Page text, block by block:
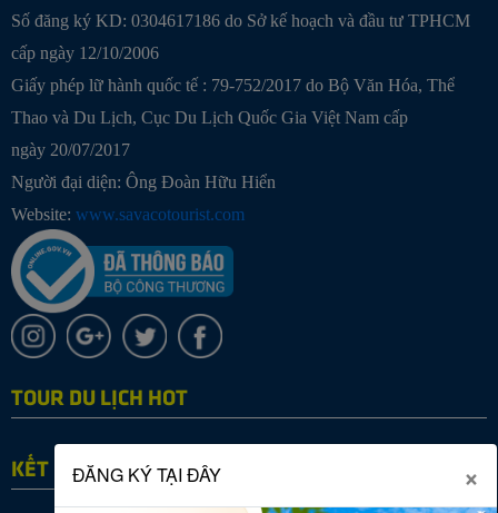
Số đăng ký KD: 0304617186 do Sở kế hoạch và đầu tư TPHCM
cấp ngày 12/10/2006
Giấy phép lữ hành quốc tế : 79-752/2017 do Bộ Văn Hóa, Thể
Thao và Du Lịch, Cục Du Lịch Quốc Gia Việt Nam cấp
ngày 20/07/2017
Người đại diện: Ông Đoàn Hữu Hiển
Website: www.savacotourist.com
TOUR DU LỊCH HOT
KẾT NỐI VỚI CHÚNG TÔI
ĐĂNG KÝ TẠI ĐÂY ×